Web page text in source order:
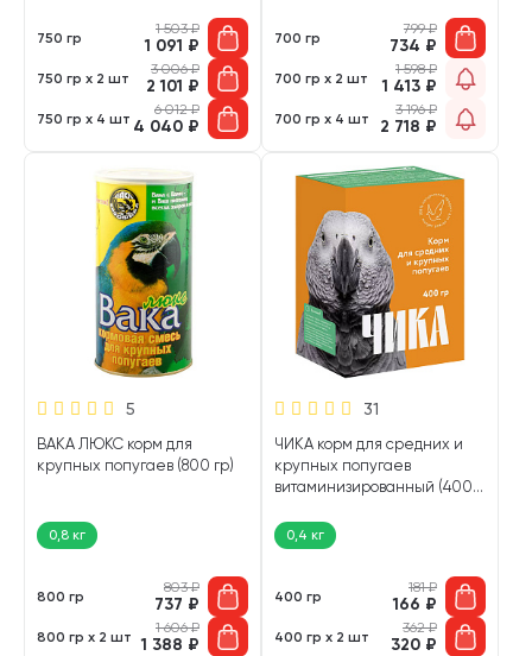
750 гр
1 503₽
1 091 ₽
750 гр х 2 шт
3 006₽
2 101 ₽
750 гр х 4 шт
6 012₽
4 040 ₽
700 гр
799₽
734 ₽
700 гр х 2 шт
1 598₽
1 413 ₽
700 гр х 4 шт
3 196₽
2 718 ₽
5
ВАКА ЛЮКС корм для
крупных попугаев (800 гр)
0,8 кг
800 гр
803₽
737 ₽
800 гр х 2 шт
1 606₽
1 388 ₽
31
ЧИКА корм для средних и
крупных попугаев
витаминизированный (400
0,4 кг
400 гр
181₽
166 ₽
400 гр х 2 шт
362₽
320 ₽